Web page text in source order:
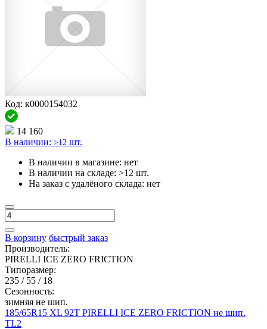
Код: к0000154032
14 160
В наличии: >12 шт.
В наличии в магазине: нет
В наличии на складе: >12 шт.
На заказ с удалёного склада: нет
В корзину быстрый заказ
Производитель:
PIRELLI ICE ZERO FRICTION
Типоразмер:
235 / 55 / 18
Сезонность:
зимняя не шип.
185/65R15 XL 92T PIRELLI ICE ZERO FRICTION не шип.
TL2